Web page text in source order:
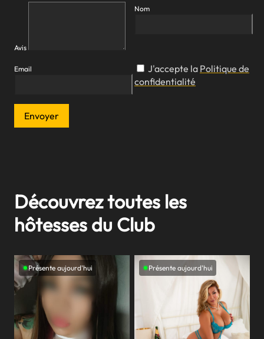
Avis
Nom
Email J'accepte la Politique de
confidentialité
Envoyer
Découvrez toutes les
hôtesses du Club
Présente aujourd'hui Présente aujourd'hui